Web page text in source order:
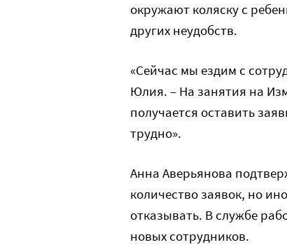
окружают коляску с
других неудобств.
«Сейчас мы ездим с
Юлия. – На занятия на
получается оставить
трудно».
Анна Аверьянова
количество заявок, но
отказывать. В службе
новых сотрудников.